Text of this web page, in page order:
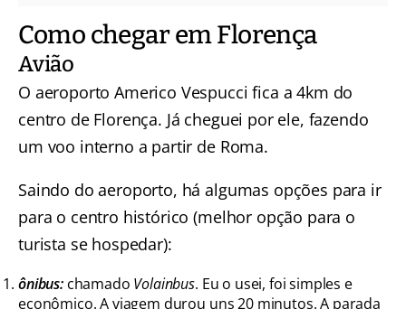
Como chegar em Florença
Avião
O aeroporto Americo Vespucci fica a 4km do
centro de Florença. Já cheguei por ele, fazendo
um voo interno a partir de Roma.
Saindo do aeroporto, há algumas opções para ir
para o centro histórico (melhor opção para o
turista se hospedar):
ônibus:chamado Volainbus. Eu o usei, foi simples e
econômico. A viagem durou uns 20 minutos. A parada